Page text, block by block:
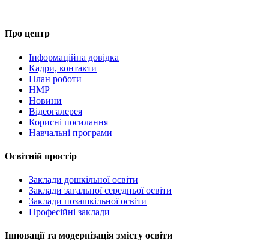
Про центр
Інформаційна довідка
Кадри, контакти
План роботи
НМР
Новини
Відеогалерея
Корисні посилання
Навчальні програми
Освітній простір
Заклади дошкільної освіти
Заклади загальної середньої освіти
Заклади позашкільної освіти
Професійні заклади
Інновації та модернізація змісту освіти